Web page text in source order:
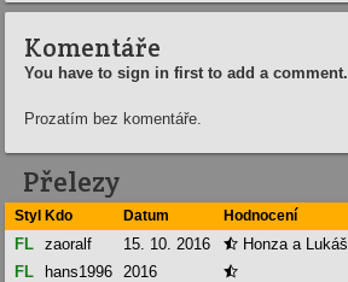
Komentáře
You have to sign in first to add a comment.
Prozatím bez komentáře.
Přelezy
Styl Kdo Datum Hodnocení
FL zaoralf 15. 10. 2016  Honza a Lukáš
FL
hans1996 2016 